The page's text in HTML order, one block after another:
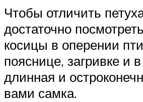
Чтобы отличить
достаточно
косицы в оперении
пояснице, загривке и
длинная и
вами самка.